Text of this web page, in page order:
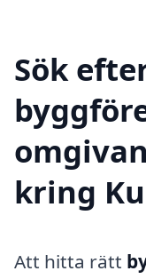
Sök
kring
Att hitta rätt